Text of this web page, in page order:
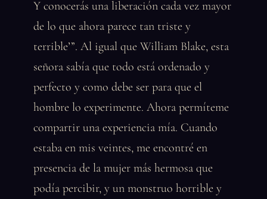
Y conocerás una liberación cada vez mayor
de lo que ahora parece tan triste y
terrible’”. Al igual que William Blake, esta
señora sabía que todo está ordenado y
perfecto y como debe ser para que el
hombre lo experimente. Ahora permíteme
compartir una experiencia mía. Cuando
estaba en mis veintes, me encontré en
presencia de la mujer más hermosa que
podía percibir, y un monstruo horrible y